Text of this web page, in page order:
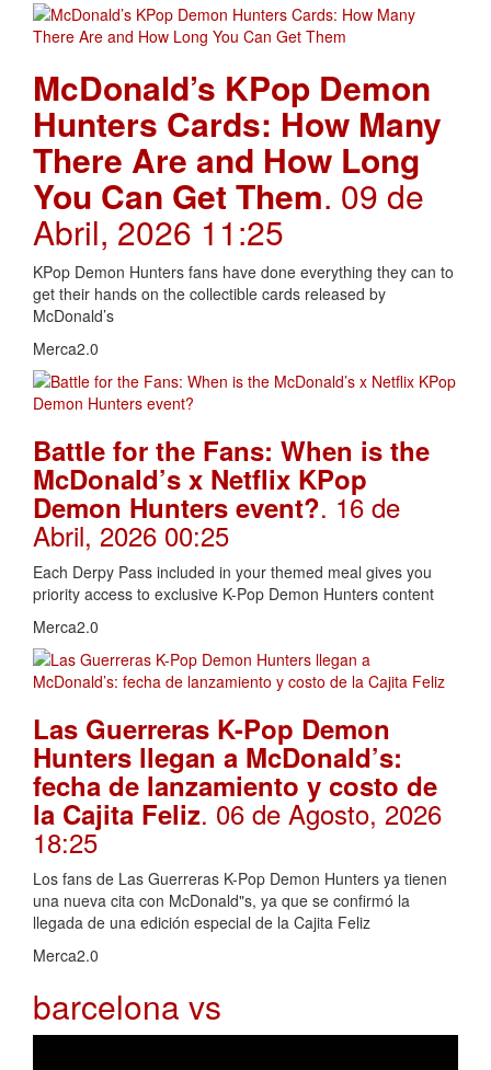
McDonald’s KPop Demon
Hunters Cards: How Many
There Are and How Long
You Can Get Them. 09 de
Abril, 2026 11:25
KPop Demon Hunters fans have done everything they can to
get their hands on the collectible cards released by
McDonald’s
Merca2.0
Battle for the Fans: When is the
McDonald’s x Netflix KPop
Demon Hunters event?. 16 de
Abril, 2026 00:25
Each Derpy Pass included in your themed meal gives you
priority access to exclusive K-Pop Demon Hunters content
Merca2.0
Las Guerreras K-Pop Demon
Hunters llegan a McDonald’s:
fecha de lanzamiento y costo de
la Cajita Feliz. 06 de Agosto, 2026
18:25
Los fans de Las Guerreras K-Pop Demon Hunters ya tienen
una nueva cita con McDonald"s, ya que se confirmó la
llegada de una edición especial de la Cajita Feliz
Merca2.0
barcelona vs